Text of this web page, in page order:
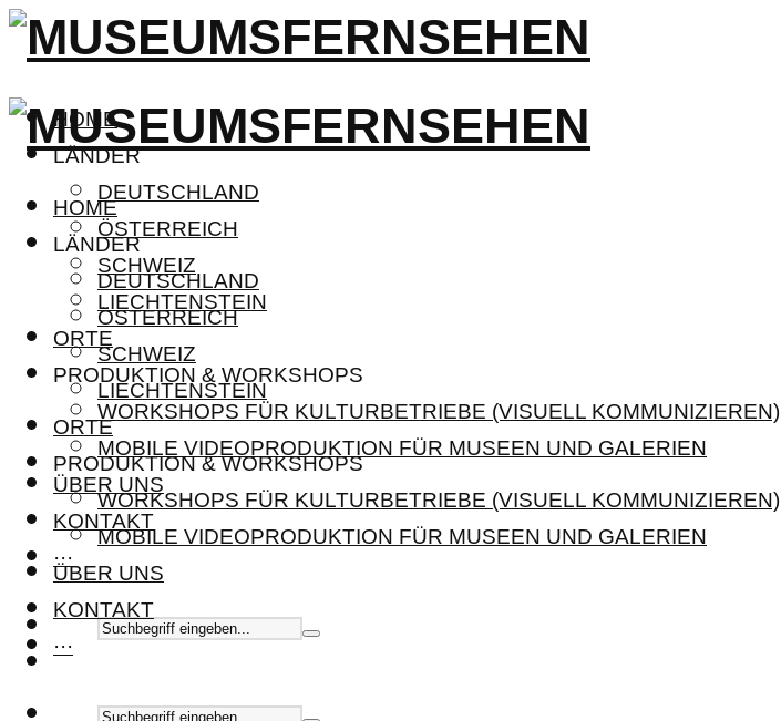
HOME
LÄNDER
DEUTSCHLAND
ÖSTERREICH
SCHWEIZ
LIECHTENSTEIN
ORTE
PRODUKTION & WORKSHOPS
WORKSHOPS FÜR KULTURBETRIEBE (VISUELL KOMMUNIZIEREN)
MOBILE VIDEOPRODUKTION FÜR MUSEEN UND GALERIEN
ÜBER UNS
KONTAKT
···
HOME
LÄNDER
DEUTSCHLAND
ÖSTERREICH
SCHWEIZ
LIECHTENSTEIN
ORTE
PRODUKTION & WORKSHOPS
WORKSHOPS FÜR KULTURBETRIEBE (VISUELL KOMMUNIZIEREN)
MOBILE VIDEOPRODUKTION FÜR MUSEEN UND GALERIEN
ÜBER UNS
KONTAKT
···